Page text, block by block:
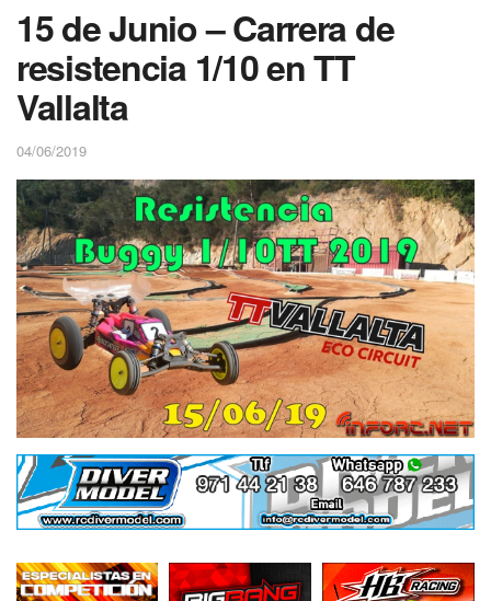
15 de Junio – Carrera de
resistencia 1/10 en TT
Vallalta
04/06/2019